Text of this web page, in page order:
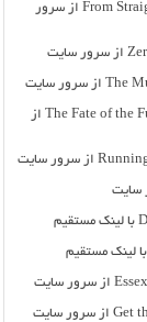
دانلود مستقیم فیلم خارجی From Straight As 2017 از سرور
دانلود مستقیم فیلم خارجی The Fate of the Furious 2017 از